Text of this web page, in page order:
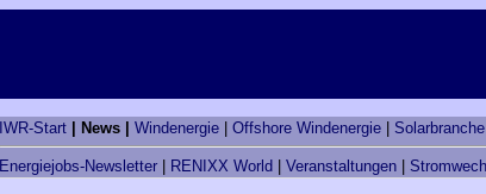
IWR-Start | News | Windenergie Offshore Windenergie Solarbranche
Energiejobs-Newsletter RENIXX World Veranstaltungen